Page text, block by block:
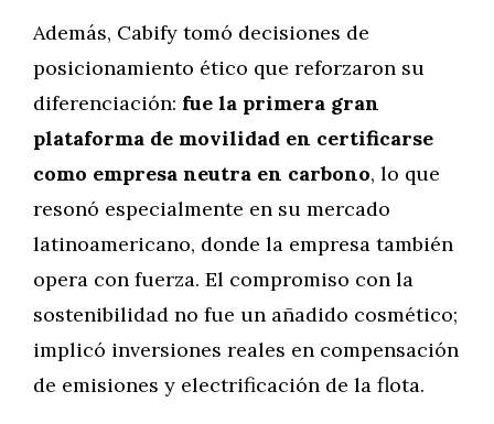
Además, Cabify tomó decisiones de
posicionamiento ético que reforzaron su
diferenciación: fue la primera gran
plataforma de movilidad en certificarse
como empresa neutra en carbono, lo que
resonó especialmente en su mercado
latinoamericano, donde la empresa también
opera con fuerza. El compromiso con la
sostenibilidad no fue un añadido cosmético;
implicó inversiones reales en compensación
de emisiones y electrificación de la flota.